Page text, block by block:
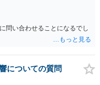
問い合わせることになるでし
についての質問